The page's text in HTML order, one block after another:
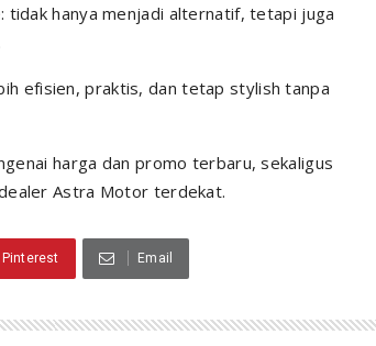
tidak hanya menjadi alternatif, tetapi juga
efisien, praktis, dan tetap stylish tanpa
harga dan promo terbaru, sekaligus
Astra Motor terdekat.
Pinterest Email